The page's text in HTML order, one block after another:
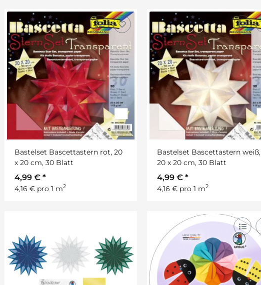
Bastelset Bascettastern rot, 20
x 20 cm, 30 Blatt
4,99 € *
4,16 € pro 1 m2
Bastelset Bascettastern weiß,
20 x 20 cm, 30 Blatt
4,99 € *
4,16 € pro 1 m2